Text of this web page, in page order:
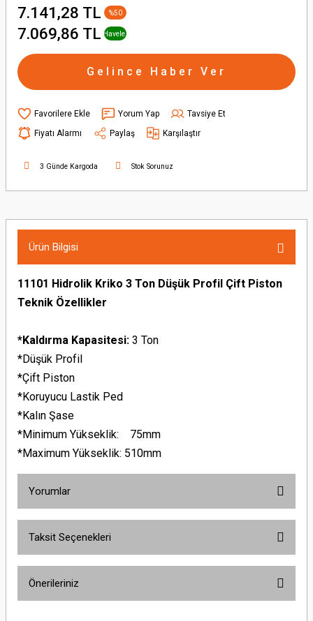
7.141,28 TL %50
7.069,86 TL Havele
Gelince Haber Ver
Yorum Yap
Tavsiye Et
Fiyatı Alarmı
Paylaş Karşılaştır
3 Günde Kargoda Stok Sorunuz
Ürün Bilgisi
11101 Hidrolik Kriko 3 Ton Düşük Profil Çift Piston
Teknik Özellikler
*Kaldırma Kapasitesi: 3 Ton
*Düşük Profil
*Çift Piston
*Koruyucu Lastik Ped
*Kalın Şase
*Minimum Yükseklik: 75mm
*Maximum Yükseklik: 510mm
Yorumlar
Taksit Seçenekleri
Önerileriniz